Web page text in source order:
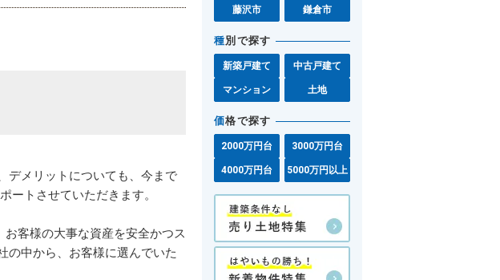
デメリットについても、今まで
ートさせていただきます。
客様の大事な資産を安全かつス
の中から、お客様に選んでいた
藤沢市 鎌倉市
種別で探す
新築戸建て 中古戸建て
マンション 土地
価格で探す
2000万円台 3000万円台
4000万円台 5000万円以上